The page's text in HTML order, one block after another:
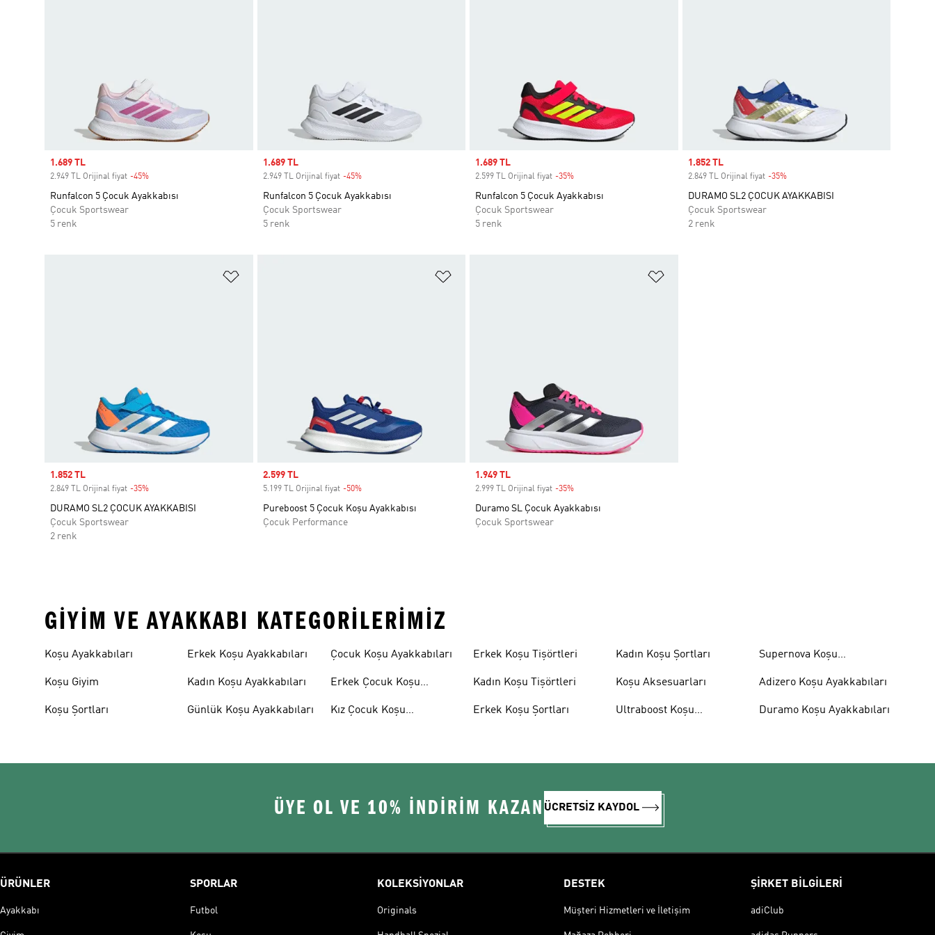
Sale price
1.689 TL
2.949 TL Orijinal fiyat -45%
Runfalcon 5 Çocuk Ayakkabısı
Çocuk Sportswear
5 renk
Sale price
1.689 TL
2.949 TL Orijinal fiyat -45%Discount
Runfalcon 5 Çocuk Ayakkabısı
Çocuk Sportswear
5 renk
Sale price
1.689 TL
2.599 TL Orijinal fiyat -35%
Runfalcon 5 Çocuk Ayakkabısı
Çocuk Sportswear
5 renk
Sale price
1.852 TL
2.849 TL Orijinal fiyat -35%Discount
DURAMO SL2 ÇOCUK AYAKKABISI
Çocuk Sportswear
2 renk
Sale price
1.852 TL
2.849 TL Orijinal fiyat -35%
DURAMO SL2 ÇOCUK AYAKKABISI
Çocuk Sportswear
2 renk
Sale price
2.599 TL
5.199 TL Orijinal fiyat -50%Discount
Pureboost 5 Çocuk Koşu Ayakkabısı
Çocuk Performance
Sale price
1.949 TL
2.999 TL Orijinal fiyat -35%
Duramo SL Çocuk Ayakkabısı
Çocuk Sportswear
GIYIM VE AYAKKABI KATEGORILERIMIZ
Koşu Ayakkabıları
Koşu Giyim
Koşu Şortları
Erkek Koşu Ayakkabıları
Kadın Koşu Ayakkabıları
Günlük Koşu Ayakkabıları
Çocuk Koşu Ayakkabıları
Erkek Çocuk Koşu
Kız Çocuk Koşu
Erkek Koşu Tişörtleri
Kadın Koşu Tişörtleri
Erkek Koşu Şortları
Kadın Koşu Şortları
Koşu Aksesuarları
Ultraboost Koşu
Supernova Koşu
Adizero Koşu Ayakkabıları
Duramo Koşu Ayakkabıları
ÜYE OL VE 10% İNDİRİM KAZAN ÜCRETSİZ KAYDOL
ÜRÜNLER
Ayakkabı
SPORLAR
Futbol
KOLEKSİYONLAR
Originals
DESTEK
Müşteri Hizmetleri ve İletişim
ŞİRKET BİLGİLERİ
adiClub